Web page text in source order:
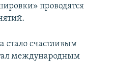
проводятся
стало счастливым
международным